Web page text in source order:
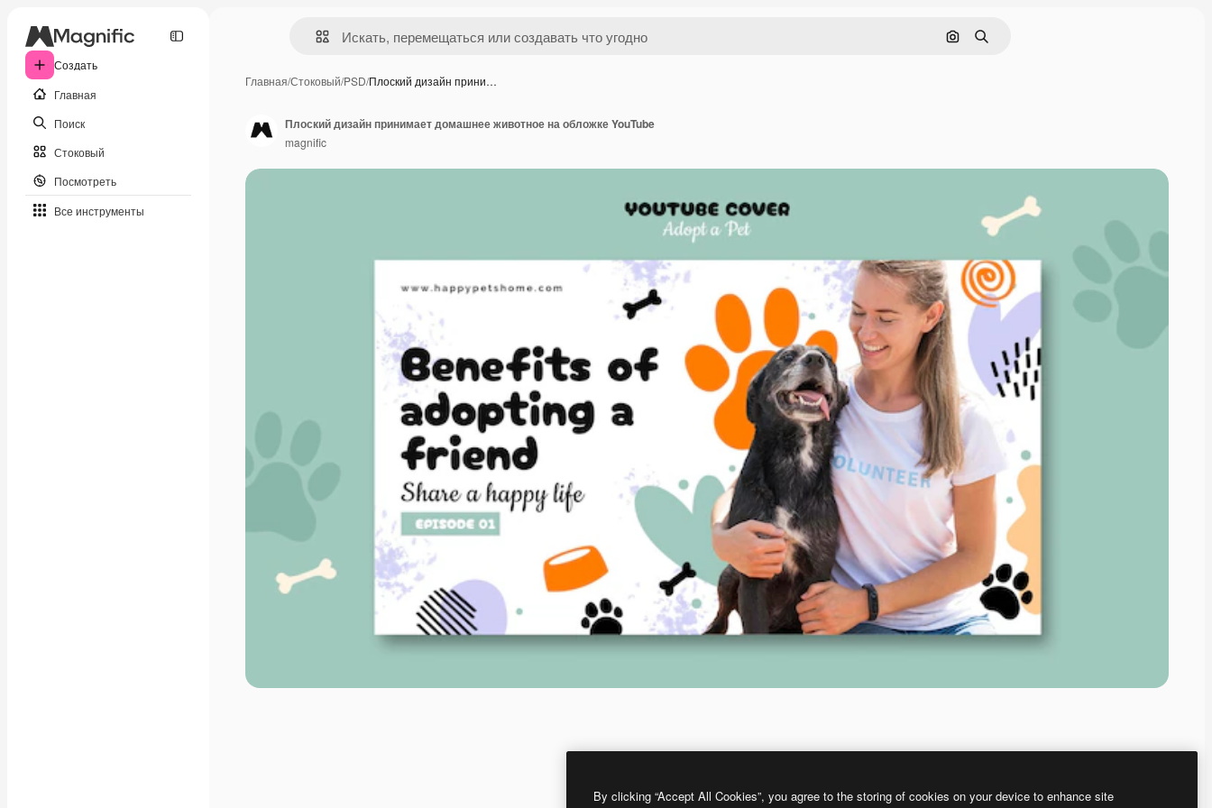
Создать
Главная
Поиск
Стоковый
Посмотреть
Все инструменты
Поиск по изображению
Поиск
Главная/Стоковый/PSD/Плоский дизайн прини…
Плоский дизайн принимает домашнее животное на обложке YouTube
magnific
By clicking “Accept All Cookies”, you agree to the storing of cookies on your device to enhance site